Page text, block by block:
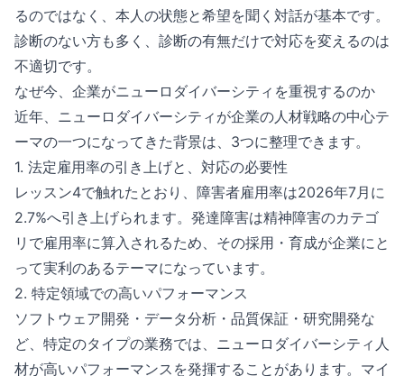
るのではなく、本人の状態と希望を聞く対話が基本です。
診断のない方も多く、診断の有無だけで対応を変えるのは
不適切です。
なぜ今、企業がニューロダイバーシティを重視するのか
近年、ニューロダイバーシティが企業の人材戦略の中心テ
ーマの一つになってきた背景は、3つに整理できます。
1. 法定雇用率の引き上げと、対応の必要性
レッスン4で触れたとおり、障害者雇用率は2026年7月に
2.7%へ引き上げられます。発達障害は精神障害のカテゴ
リで雇用率に算入されるため、その採用・育成が企業にと
って実利のあるテーマになっています。
2. 特定領域での高いパフォーマンス
ソフトウェア開発・データ分析・品質保証・研究開発な
ど、特定のタイプの業務では、ニューロダイバーシティ人
材が高いパフォーマンスを発揮することがあります。マイ